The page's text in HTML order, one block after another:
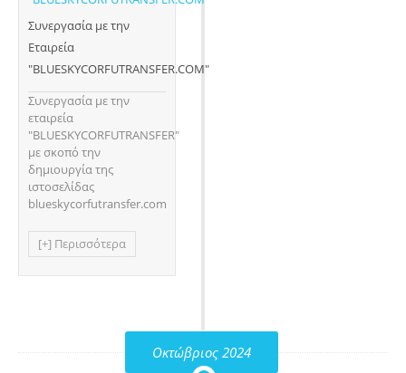
Συνεργασία με την
Εταιρεία
"BLUESKYCORFUTRANSFER.COM"
Συνεργασία με την
εταιρεία
"BLUESKYCORFUTRANSFER"
με σκοπό την
δημιουργία της
ιστοσελίδας
blueskycorfutransfer.com
[+] Περισσότερα
Οκτώβριος 2024